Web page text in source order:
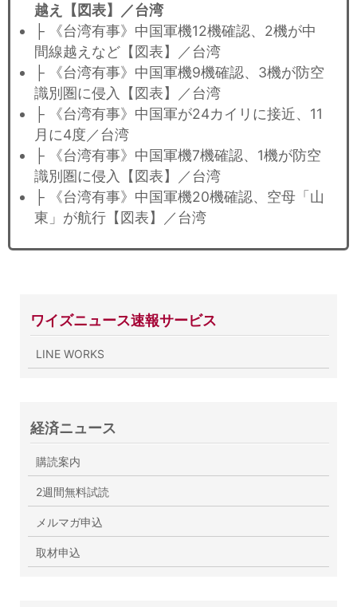
越え【図表】／台湾
├ 《台湾有事》中国軍機12機確認、2機が中
間線越えなど【図表】／台湾
├ 《台湾有事》中国軍機9機確認、3機が防空
識別圏に侵入【図表】／台湾
├ 《台湾有事》中国軍が24カイリに接近、11
月に4度／台湾
├ 《台湾有事》中国軍機7機確認、1機が防空
識別圏に侵入【図表】／台湾
├ 《台湾有事》中国軍機20機確認、空母「山
東」が航行【図表】／台湾
ワイズニュース速報サービス
LINE WORKS
経済ニュース
購読案内
2週間無料試読
メルマガ申込
取材申込